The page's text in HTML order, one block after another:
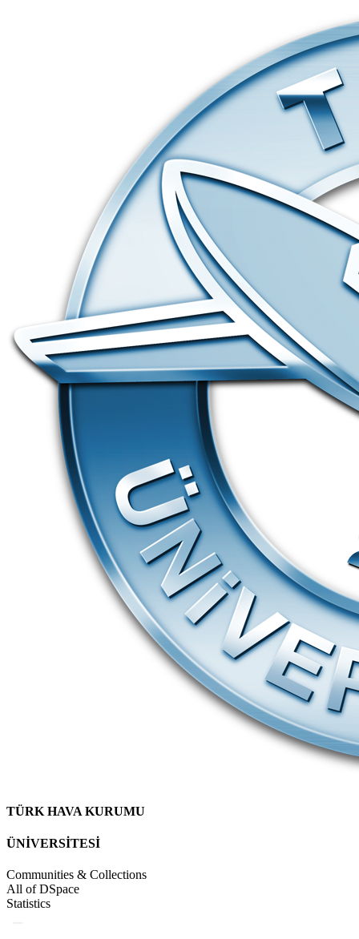
TÜRK HAVA KURUMU
ÜNİVERSİTESİ
Communities & Collections
All of DSpace
Statistics